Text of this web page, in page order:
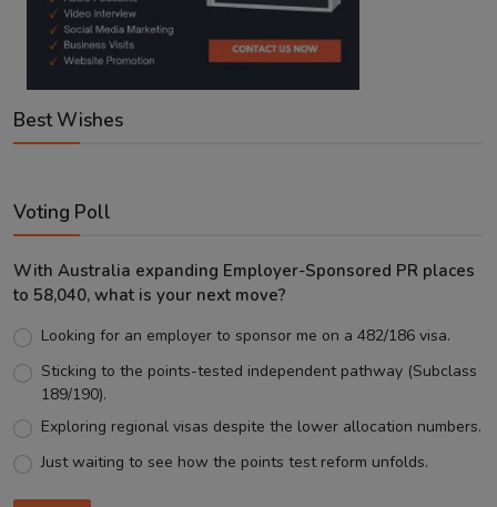
Best Wishes
Voting Poll
With Australia expanding Employer-Sponsored PR places
to 58,040, what is your next move?
Looking for an employer to sponsor me on a 482/186 visa.
Sticking to the points-tested independent pathway (Subclass
189/190).
Exploring regional visas despite the lower allocation numbers.
Just waiting to see how the points test reform unfolds.